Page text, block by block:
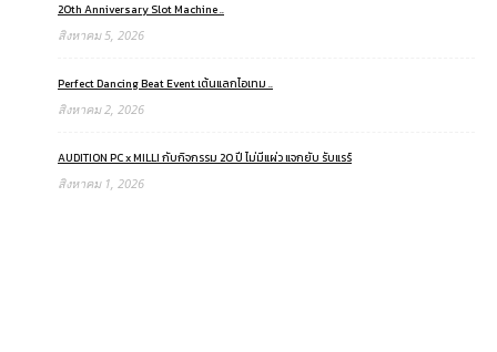
20th Anniversary Slot Machine ..
สิงหาคม 5, 2026
Perfect Dancing Beat Event เต้นแลกไอเทม ..
สิงหาคม 2, 2026
AUDITION PC x MILLI กับกิจกรรม 20 ปี ไม่มีแผ่ว แจกยับ รับแรร์
สิงหาคม 1, 2026